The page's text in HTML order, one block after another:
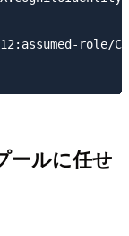
role/
ールに任せ